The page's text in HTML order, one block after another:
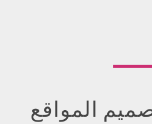
المواقع